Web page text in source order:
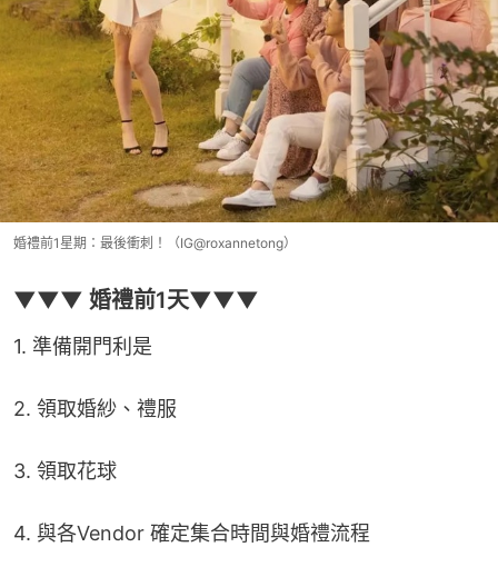
婚禮前1星期：最後衝刺！（IG@roxannetong）
▼▼▼ 婚禮前1天▼▼▼
1. 準備開門利是
2. 領取婚紗、禮服
3. 領取花球
4. 與各Vendor 確定集合時間與婚禮流程